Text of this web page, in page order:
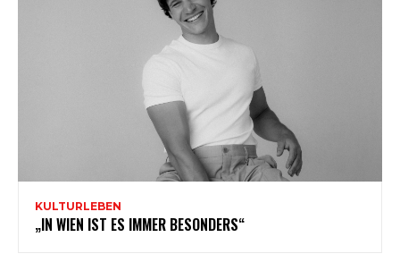
KULTURLEBEN
„IN WIEN IST ES IMMER BESONDERS“